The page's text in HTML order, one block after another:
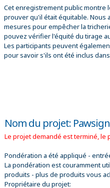
Cet enregistrement public montre
prouver qu'il était équitable. Nous
mesures pour empêcher la
pouvez vérifier l'équité du tirage
Les participants peuvent
pour savoir s'ils ont été inclus
Nom du projet:
Le projet demandé est terminé, le
Pondération a été appliqué -
La pondération est couramment
produits - plus de produits vous
Propriétaire du projet: